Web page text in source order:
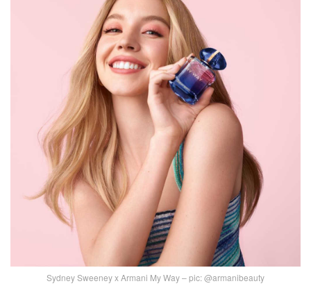
Sydney Sweeney x Armani My Way – pic: @armanibeauty